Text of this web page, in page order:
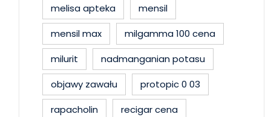
melisa apteka
mensil
mensil max
milgamma 100 cena
milurit
nadmanganian potasu
objawy zawału
protopic 0 03
rapacholin
recigar cena